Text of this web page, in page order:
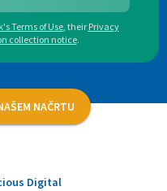
Terms of Use, their Privacy
collection notice.
NAČRTU
Digital